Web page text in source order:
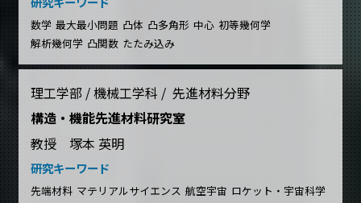
数学 最大最小問題 凸体 凸多角形 中心 初等幾何学
解析幾何学 凸関数 たたみ込み
理工学部 / 機械工学科 / 先進材料分野
構造・機能先進材料研究室
教授 塚本 英明
研究キーワード
先端材料 マテリアルサイエンス 航空宇宙 ロケット・宇宙科学